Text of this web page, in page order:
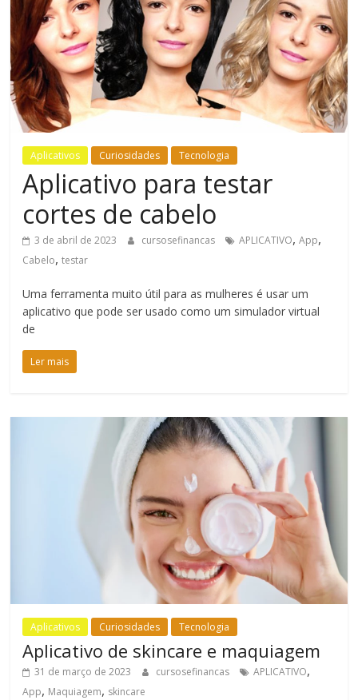
Estar
Aplicativos Curiosidades Tecnologia
Aplicativo para testar
cortes de cabelo
3 de abril de 2023 cursosefinancas APLICATIVO,App,
Cabelo,testar
Uma ferramenta muito útil para as mulheres é usar um
aplicativo que pode ser usado como um simulador virtual
de
Ler mais
Aplicativos Curiosidades Tecnologia
Aplicativo de skincare e maquiagem
31 de março de 2023 cursosefinancas APLICATIVO,
App, Maquiagem, skincare